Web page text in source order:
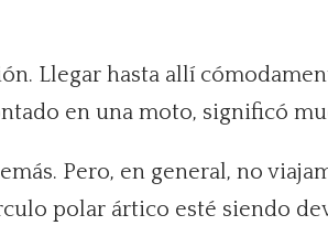
Llegar hasta allí
en una moto, significó
Pero, en general, no
polar ártico esté siendo